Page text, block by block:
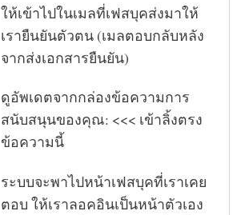
ให้เข้าไปในเมลที่เฟสบุคส่งมาให้
เรายืนยันตัวตน (เมลตอบกลับหลัง
จากส่งเอกสารยืนยัน)
ดูอัพเดตจากกล่องข้อความการ
สนับสนุนของคุณ: <<< เข้าลิ้งตรง
ข้อความนี้
ระบบจะพาไปหน้าเฟสบุคที่เราเคย
ตอบ ให้เราลอคอินเป็นหน้าตัวเอง